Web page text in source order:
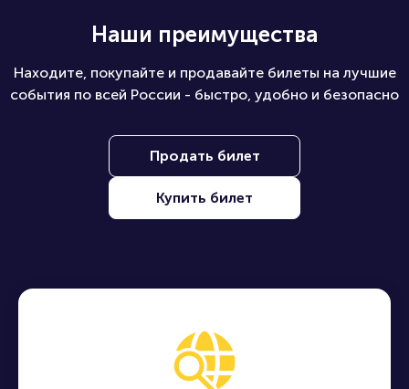
Наши преимущества
Находите, покупайте и продавайте билеты на лучшие
события по всей России - быстро, удобно и безопасно
Продать билет
Купить билет